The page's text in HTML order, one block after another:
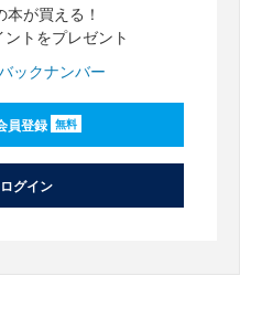
本が買える！
トをプレゼント
ックナンバー
員登録 無料
ログイン